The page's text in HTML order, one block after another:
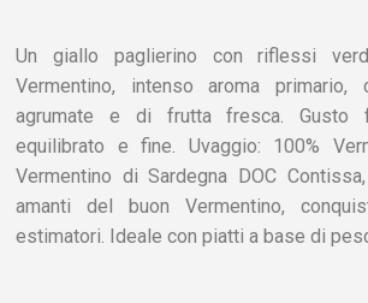
Un giallo paglierino con riflessi
Vermentino, intenso aroma primario,
agrumate e di frutta fresca. Gusto
equilibrato e fine. Uvaggio: 100%
Vermentino di Sardegna DOC
amanti del buon Vermentino,
estimatori. Ideale con piatti a base di